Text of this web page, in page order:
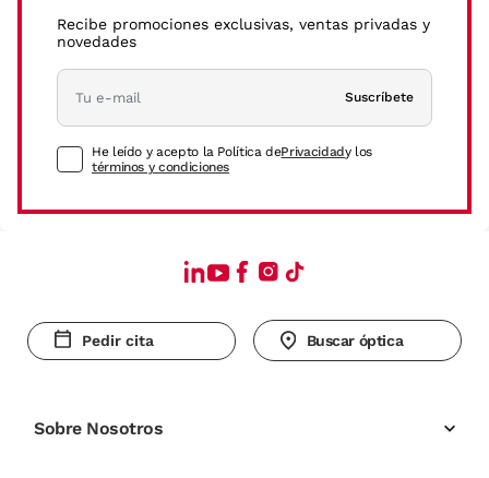
Recibe promociones exclusivas, ventas privadas y
novedades
Suscríbete
He leído y acepto la Política dePrivacidady los
términos y condiciones
Pedir cita Buscar óptica
Sobre Nosotros